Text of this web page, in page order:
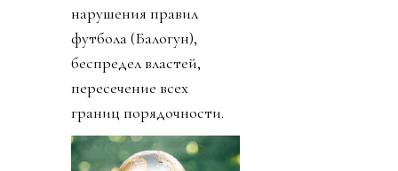
нарушения правил
футбола (Балогун),
беспредел властей,
пересечение всех
границ порядочности.